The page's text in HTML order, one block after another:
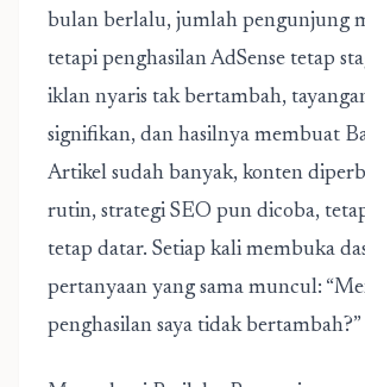
bulan berlalu, jumlah pengunjung
tetapi penghasilan AdSense tetap
iklan nyaris tak bertambah,
signifikan, dan hasilnya membuat
Artikel sudah banyak, konten
rutin, strategi SEO pun dicoba,
tetap datar. Setiap kali membuka
pertanyaan yang sama muncul:
penghasilan saya tidak bertambah?”